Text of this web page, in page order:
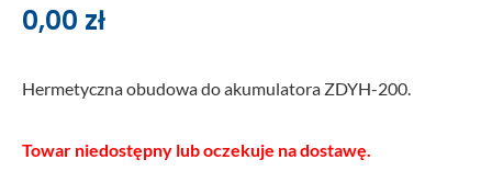
0,00 zł
Hermetyczna obudowa do akumulatora ZDYH-200.
Towar niedostępny lub oczekuje na dostawę.